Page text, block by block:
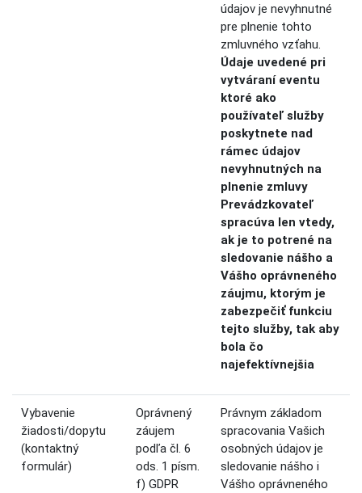
údajov je nevyhnutné
pre plnenie tohto
zmluvného vzťahu.
Údaje uvedené pri
vytváraní eventu
ktoré ako
používateľ služby
poskytnete nad
rámec údajov
nevyhnutných na
plnenie zmluvy
Prevádzkovateľ
spracúva len vtedy,
ak je to potrené na
sledovanie nášho a
Vášho oprávneného
záujmu, ktorým je
zabezpečiť funkciu
tejto služby, tak aby
bola čo
najefektívnejšia
Vybavenie
žiadosti/dopytu
(kontaktný
formulár)
Oprávnený
záujem
podľa čl. 6
ods. 1 písm.
f) GDPR
Právnym základom
spracovania Vašich
osobných údajov je
sledovanie nášho i
Vášho oprávneného